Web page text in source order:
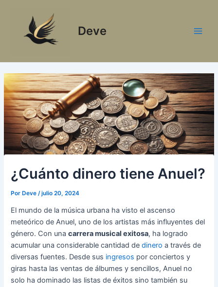
contenido
Deve
¿Cuánto dinero tiene Anuel?
PorDeve/julio 20, 2024
El mundo de la música urbana ha visto el ascenso
meteórico de Anuel, uno de los artistas más influyentes del
género. Con unacarrera musical exitosa, ha logrado
acumular una considerable cantidad dedinero a través de
diversas fuentes. Desde sus ingresos por conciertos y
giras hasta las ventas de álbumes y sencillos, Anuel no
solo ha dominado las listas de éxitos sino también su